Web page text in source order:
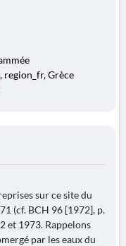
region_fr, Grèce
sur ce site du
(cf. BCH 96 [1972], p.
et 1973. Rappelons
par les eaux du